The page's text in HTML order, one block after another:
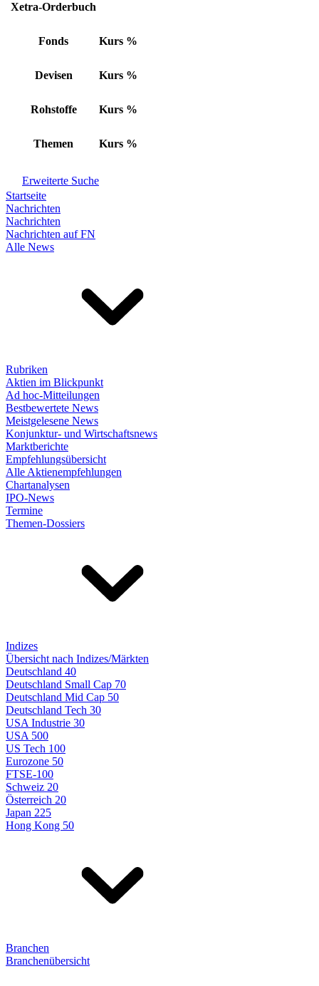
Xetra-Orderbuch
Fonds Kurs %
Devisen Kurs %
Rohstoffe Kurs %
Themen Kurs %
Erweiterte Suche
Startseite
Nachrichten
Nachrichten
Nachrichten auf FN
Alle News
Rubriken
Aktien im Blickpunkt
Ad hoc-Mitteilungen
Bestbewertete News
Meistgelesene News
Konjunktur- und Wirtschaftsnews
Marktberichte
Empfehlungsübersicht
Alle Aktienempfehlungen
Chartanalysen
IPO-News
Termine
Themen-Dossiers
Indizes
Übersicht nach Indizes/Märkten
Deutschland 40
Deutschland Small Cap 70
Deutschland Mid Cap 50
Deutschland Tech 30
USA Industrie 30
USA 500
US Tech 100
Eurozone 50
FTSE-100
Schweiz 20
Österreich 20
Japan 225
Hong Kong 50
Branchen
Branchenübersicht